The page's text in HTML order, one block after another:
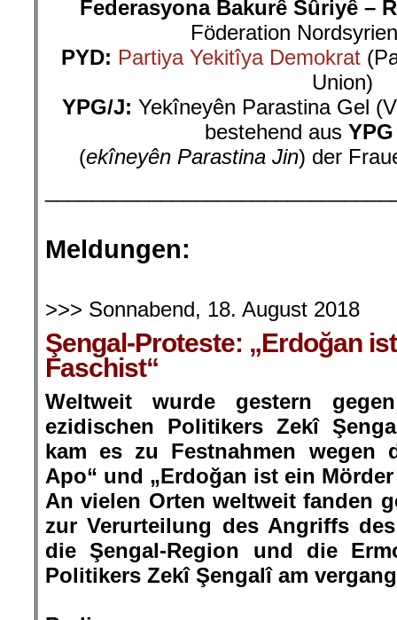
Federasyona Bakurê Sûriyê –
Föderation
PYD: Partiya Yekitîya Demokrat
Union)
YPG/J: Yekîneyên Parastina Gel
bestehend aus YPG
(ekîneyên Parastina Jin) der
Meldungen:
>>> Sonnabend, 18. August 2018
Şengal-Proteste: „Erdoğan
Faschist“
Weltweit wurde gestern
ezidischen Politikers Zekî
kam es zu Festnahmen wegen
Apo“ und „Erdoğan ist ein
An vielen Orten weltweit fanden
zur Verurteilung des Angriffs
die Şengal-Region und die
Politikers Zekî Şengalî am